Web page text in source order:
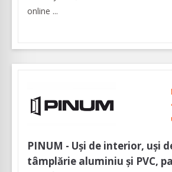
online ...
PINUM - Uși de interior, uși
tâmplărie aluminiu şi PVC,